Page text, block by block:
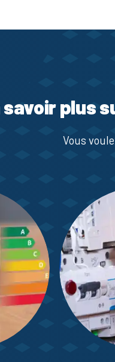
savoir plus
Vous